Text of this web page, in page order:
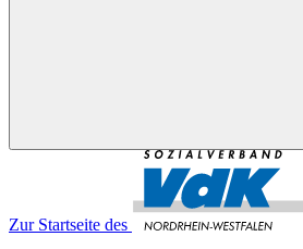
Zur Startseite des